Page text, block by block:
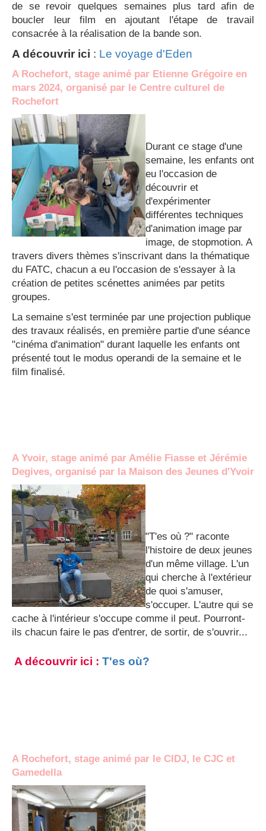
de se revoir quelques semaines plus tard afin de
boucler leur film en ajoutant l'étape de travail
consacrée à la réalisation de la bande son.
A découvrir ici : Le voyage d'Eden
A Rochefort, stage animé par Etienne Grégoire en
mars 2024, organisé par le Centre culturel de
Rochefort
Durant ce stage d'une
semaine, les enfants ont
eu l'occasion de
découvrir et
d'expérimenter
différentes techniques
d'animation image par
image, de stopmotion. A
travers divers thèmes s'inscrivant dans la thématique
du FATC, chacun a eu l'occasion de s'essayer à la
création de petites scénettes animées par petits
groupes.
La semaine s'est terminée par une projection publique
des travaux réalisés, en première partie d'une séance
"cinéma d'animation" durant laquelle les enfants ont
présenté tout le modus operandi de la semaine et le
film finalisé.
A Yvoir, stage animé par Amélie Fiasse et Jérémie
Degives, organisé par la Maison des Jeunes d'Yvoir
"T'es où ?" raconte
l'histoire de deux jeunes
d'un même village. L'un
qui cherche à l'extérieur
de quoi s'amuser,
s'occuper. L'autre qui se
cache à l'intérieur s'occupe comme il peut. Pourront-
ils chacun faire le pas d'entrer, de sortir, de s'ouvrir...
A découvrir ici : T'es où?
A Rochefort, stage animé par le CIDJ, le CJC et
Gamedella